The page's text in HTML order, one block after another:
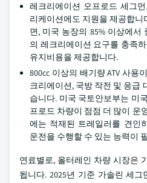
레크리에이션 오프로드 세그
리케이션에도 지원을 제공합니
면, 미국 농장의 85% 이상에서
의 레크리에이션 요구를 충족
유지비용을 제공합니다.
800cc 이상의 배기량 ATV 사용
크리에이션, 국방 작전 및 응급
습니다. 미국 국토안보부는 미
프로드 차량이 점점 더 많이 운
에는 적재된 트레일러를 견인
운전을 수행할 수 있는 능력이
연료별로, 올터레인 차량 시장은
됩니다. 2025년 기준 가솔린 세